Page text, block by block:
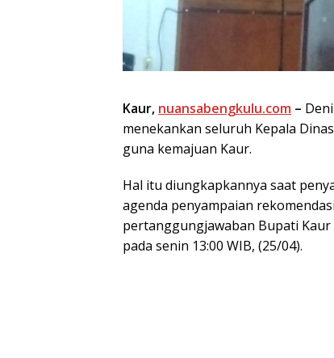
Kaur, nuansabengkulu.com –
menekankan seluruh Kepala
guna kemajuan Kaur.
Hal itu diungkapkannya saat
agenda penyampaian
pertanggungjawaban Bupati
pada senin 13:00 WIB, (25/04).